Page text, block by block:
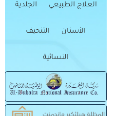
العلاج الطبيعي الجلدية
الأسنان التنحيف
النسائية